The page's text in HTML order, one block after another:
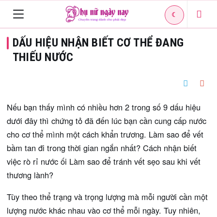
navigation
☾
DẤU HIỆU NHẬN BIẾT CƠ THỂ ĐANG
THIẾU NƯỚC
Nếu bạn thấy mình có nhiều hơn 2 trong số 9 dấu hiệu
dưới đây thì chứng tỏ đã đến lúc bạn cần cung cấp nước
cho cơ thể mình một cách khẩn trương. Làm sao để vết
bầm tan đi trong thời gian ngắn nhất? Cách nhận biết
việc rò rỉ nước ối Làm sao để tránh vết sẹo sau khi vết
thương lành?
Tùy theo thể trạng và trọng lượng mà mỗi người cần một
lượng nước khác nhau vào cơ thể mỗi ngày. Tuy nhiên,